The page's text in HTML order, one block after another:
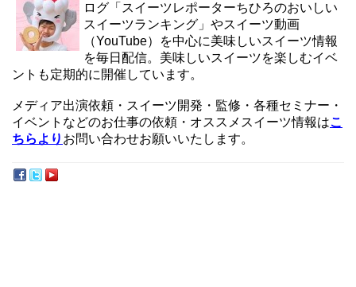
ログ「スイーツレポーターちひろのおいしい
スイーツランキング」やスイーツ動画
（YouTube）を中心に美味しいスイーツ情報
を毎日配信。美味しいスイーツを楽しむイベ
ントも定期的に開催しています。
メディア出演依頼・スイーツ開発・監修・各種セミナー・
イベントなどのお仕事の依頼・オススメスイーツ情報はこ
ちらより お問い合わせお願いいたします。